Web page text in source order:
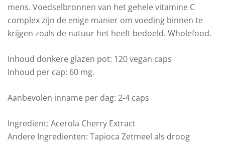
mens. Voedselbronnen van het gehele vitamine C
complex zijn de enige manier om voeding binnen te
krijgen zoals de natuur het heeft bedoeld. Wholefood.
Inhoud donkere glazen pot: 120 vegan caps
Inhoud per cap: 60 mg.
Aanbevolen inname per dag: 2-4 caps
Ingredient: Acerola Cherry Extract
Andere Ingredienten: Tapioca Zetmeel als droog